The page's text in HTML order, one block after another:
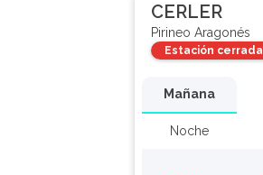
CERLER
Pirineo Aragonés
Estación cerrada
Mañana
Noche